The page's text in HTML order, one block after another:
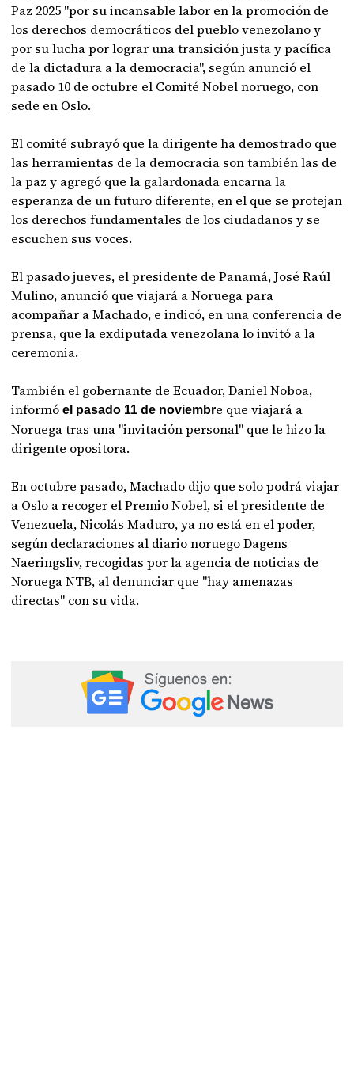
Paz 2025 "por su incansable labor en la promoción de
los derechos democráticos del pueblo venezolano y
por su lucha por lograr una transición justa y pacífica
de la dictadura a la democracia", según anunció el
pasado 10 de octubre el Comité Nobel noruego, con
sede en Oslo.
El comité subrayó que la dirigente ha demostrado que
las herramientas de la democracia son también las de
la paz y agregó que la galardonada encarna la
esperanza de un futuro diferente, en el que se protejan
los derechos fundamentales de los ciudadanos y se
escuchen sus voces.
El pasado jueves, el presidente de Panamá, José Raúl
Mulino, anunció que viajará a Noruega para
acompañar a Machado, e indicó, en una conferencia de
prensa, que la exdiputada venezolana lo invitó a la
ceremonia.
También el gobernante de Ecuador, Daniel Noboa,
informóel pasado 11 de noviembre que viajará a
Noruega tras una "invitación personal" que le hizo la
dirigente opositora.
En octubre pasado, Machado dijo que solo podrá viajar
a Oslo a recoger el Premio Nobel, si el presidente de
Venezuela, Nicolás Maduro, ya no está en el poder,
según declaraciones al diario noruego Dagens
Naeringsliv, recogidas por la agencia de noticias de
Noruega NTB, al denunciar que "hay amenazas
directas" con su vida.